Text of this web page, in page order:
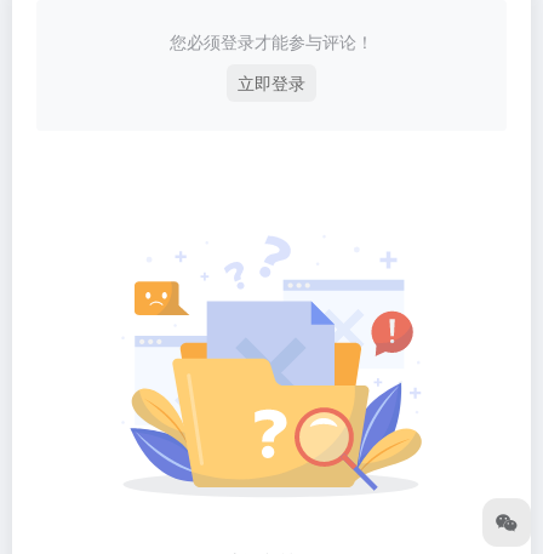
您必须登录才能参与评论！
立即登录